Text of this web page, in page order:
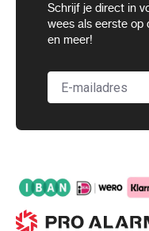
Schrijf je direct in
wees als eerste op
en meer!